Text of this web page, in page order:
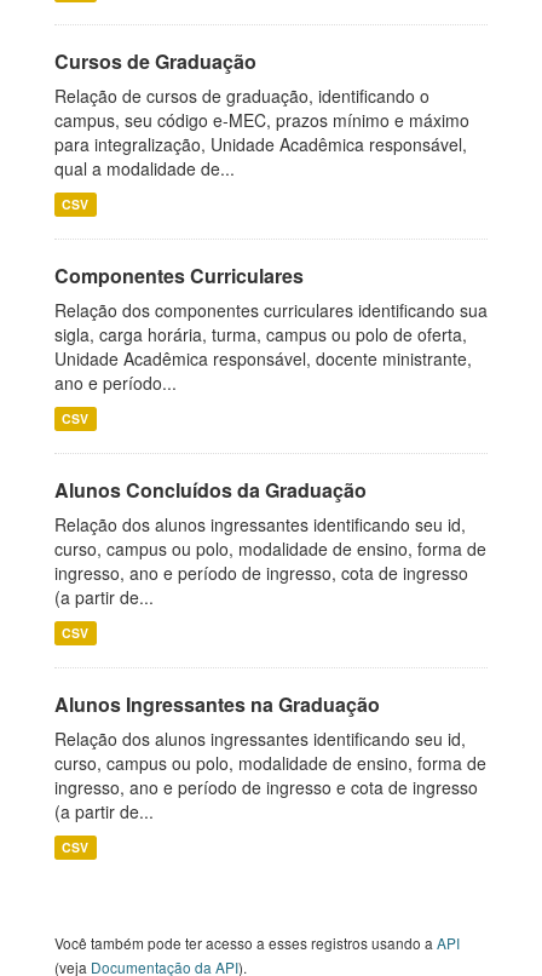
Cursos de Graduação
Relação de cursos de graduação, identificando o
campus, seu código e-MEC, prazos mínimo e máximo
para integralização, Unidade Acadêmica responsável,
qual a modalidade de...
CSV
Componentes Curriculares
Relação dos componentes curriculares identificando sua
sigla, carga horária, turma, campus ou polo de oferta,
Unidade Acadêmica responsável, docente ministrante,
ano e período...
CSV
Alunos Concluídos da Graduação
Relação dos alunos ingressantes identificando seu id,
curso, campus ou polo, modalidade de ensino, forma de
ingresso, ano e período de ingresso, cota de ingresso
(a partir de...
CSV
Alunos Ingressantes na Graduação
Relação dos alunos ingressantes identificando seu id,
curso, campus ou polo, modalidade de ensino, forma de
ingresso, ano e período de ingresso e cota de ingresso
(a partir de...
CSV
Você também pode ter acesso a esses registros usando a API
(veja Documentação da API).